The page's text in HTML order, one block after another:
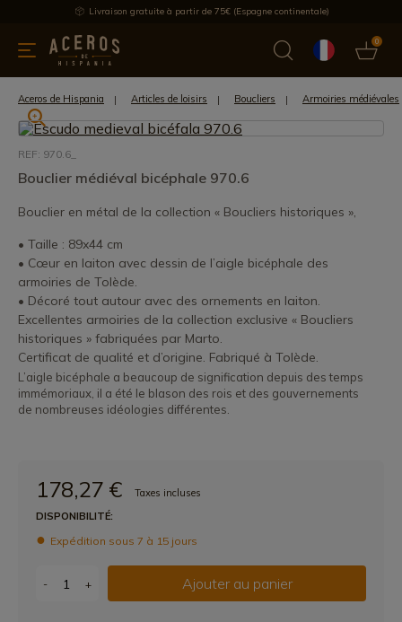
Livraison gratuite à partir de 75€ (Espagne continentale)
0
de cuisine Offre Dernières nouvelles Meilleures ventes
Aceros de Hispania Articles de loisirs Boucliers Armoiries médiévales
REF: 970.6_
Bouclier médiéval bicéphale 970.6
Bouclier en métal de la collection « Boucliers historiques »,
• Taille : 89x44 cm
• Cœur en laiton avec dessin de l’aigle bicéphale des
armoiries de Tolède.
• Décoré tout autour avec des ornements en laiton.
Excellentes armoiries de la collection exclusive « Boucliers
historiques » fabriquées par Marto.
Certificat de qualité et d’origine. Fabriqué à Tolède.
L’aigle bicéphale a beaucoup de signification depuis des temps
immémoriaux, il a été le blason des rois et des gouvernements
de nombreuses idéologies différentes.
178,27 €
Taxes incluses
DISPONIBILITÉ:
Expédition sous 7 à 15 jours
- + Ajouter au panier